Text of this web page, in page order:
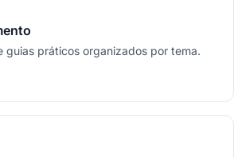
guias práticos organizados por tema.